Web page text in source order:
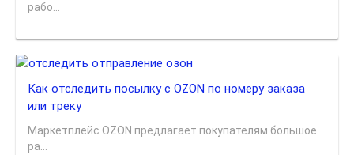
рабо...
Как отследить посылку с OZON по номеру заказа
или треку
Маркетплейс OZON предлагает покупателям большое
ра...